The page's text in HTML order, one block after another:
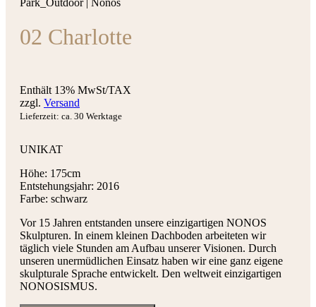
02 Charlotte
Enthält 13% MwSt/TAX
zzgl. Versand
Lieferzeit: ca. 30 Werktage
UNIKAT
Höhe: 175cm
Entstehungsjahr: 2016
Farbe: schwarz
Vor 15 Jahren entstanden unsere einzigartigen NONOS
Skulpturen. In einem kleinen Dachboden arbeiteten wir
täglich viele Stunden am Aufbau unserer Visionen. Durch
unseren unermüdlichen Einsatz haben wir eine ganz eigene
skulpturale Sprache entwickelt. Den weltweit einzigartigen
NONOSISMUS.